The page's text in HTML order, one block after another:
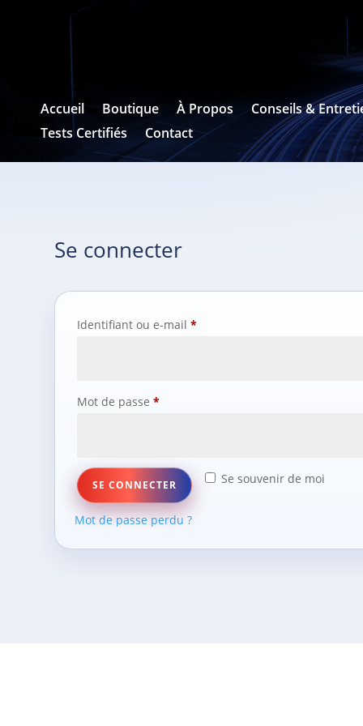
Accueil Boutique À Propos
Conseils &
Tests Certifiés
Contact
Se connecter
Identifiant ou e-mail*Obligatoire
Mot de passe*Obligatoire
Se souvenir de moi
SE CONNECTER
Mot de passe perdu ?